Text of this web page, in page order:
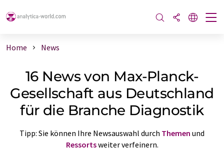
Home News
16 News von Max-Planck-
Gesellschaft aus Deutschland
für die Branche Diagnostik
Tipp: Sie können Ihre Newsauswahl durch Themen und
Ressortsweiter verfeinern.